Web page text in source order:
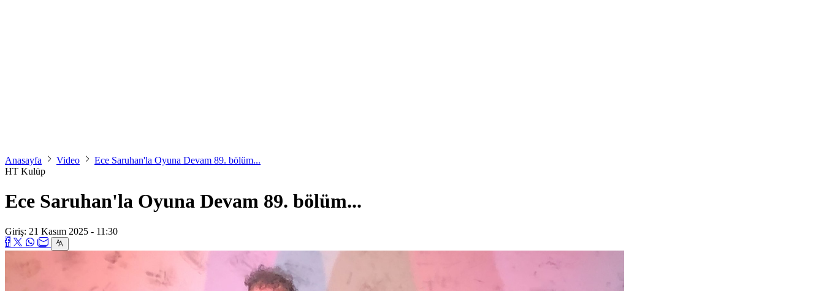
Anasayfa Video
Ece Saruhan'la Oyuna Devam 89. bölüm...
HT Kulüp
Ece Saruhan'la Oyuna Devam 89. bölüm...
Giriş: 21 Kasım 2025 - 11:30